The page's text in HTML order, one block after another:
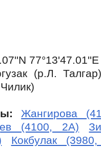
77°13'47.01''E
(р.Л.
Жангирова
(4100, 2А)
Кокбулак